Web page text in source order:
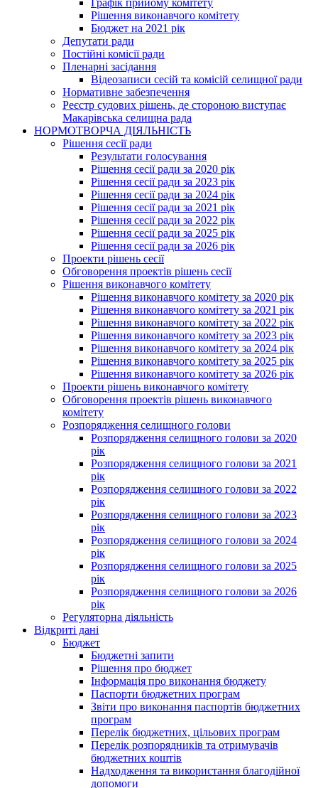
Графік прийому комітету
Рішення виконавчого комітету
Бюджет на 2021 рік
Депутати ради
Постійні комісії ради
Пленарні засідання
Відеозаписи сесій та комісій селищної ради
Нормативне забезпечення
Реєстр судових рішень, де стороною виступає
Макарівська селищна рада
НОРМОТВОРЧА ДІЯЛЬНІСТЬ
Рішення сесії ради
Результати голосування
Рішення сесії ради за 2020 рік
Рішення сесії ради за 2023 рік
Рішення сесії ради за 2024 рік
Рішення сесії ради за 2021 рік
Рішення сесії ради за 2022 рік
Рішення сесії ради за 2025 рік
Рішення сесії ради за 2026 рік
Проекти рішень сесії
Обговорення проектів рішень сесії
Рішення виконавчого комітету
Рішення виконавчого комітету за 2020 рік
Рішення виконавчого комітету за 2021 рік
Рішення виконавчого комітету за 2022 рік
Рішення виконавчого комітету за 2023 рік
Рішення виконавчого комітету за 2024 рік
Рішення виконавчого комітету за 2025 рік
Рішення виконавчого комітету за 2026 рік
Проекти рішень виконавчого комітету
Обговорення проектів рішень виконавчого
комітету
Розпорядження селищного голови
Розпорядження селищного голови за 2020
рік
Розпорядження селищного голови за 2021
рік
Розпорядження селищного голови за 2022
рік
Розпорядження селищного голови за 2023
рік
Розпорядження селищного голови за 2024
рік
Розпорядження селищного голови за 2025
рік
Розпорядження селищного голови за 2026
рік
Регуляторна діяльність
Відкриті дані
Бюджет
Бюджетні запити
Рішення про бюджет
Інформація про виконання бюджету
Паспорти бюджетних програм
Звіти про виконання паспортів бюджетних
програм
Перелік бюджетних, цільових програм
Перелік розпорядників та отримувачів
бюджетних коштів
Надходження та використання благодійної
допомоги